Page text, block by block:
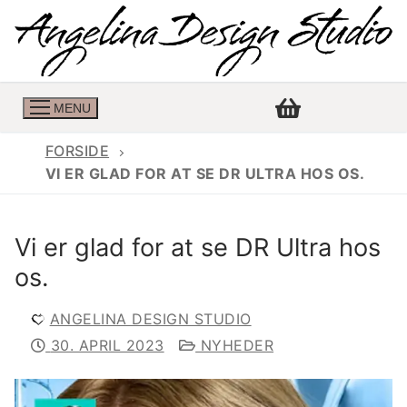
MENU
Konfirmationskjoler 2026
Konfirmationskjoler med lange ærmer
Konfirmationskjole
Bukser priser
Book en tid
FORSIDE
VI ER GLAD FOR AT SE DR ULTRA HOS OS.
Vi er glad for at se DR Ultra hos
os.
ANGELINA DESIGN STUDIO
30. APRIL 2023
NYHEDER